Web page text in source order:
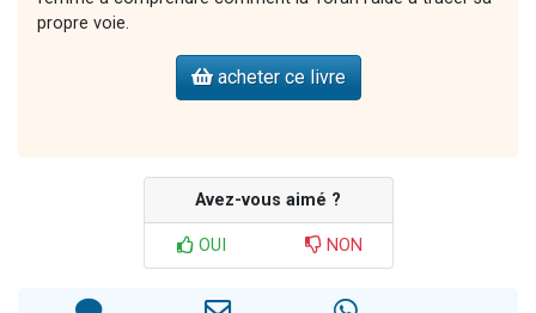
propre voie.
acheter ce livre
Avez-vous aimé ?
OUI NON